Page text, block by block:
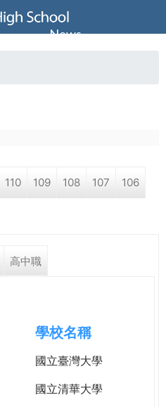
110 109 108 107 106
高中職
學校名稱
國立臺灣大學
國立清華大學
News